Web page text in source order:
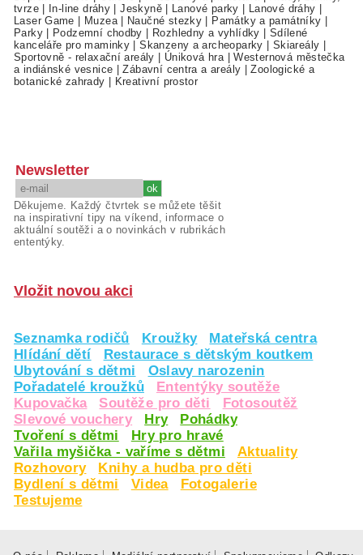
tvrze| In-line dráhy |Jeskyně| Lanové parky Lanové dráhy
Laser Game
Muzea| Naučné stezky Památky a památníky
Parky| Podzemní chodby Rozhledny a vyhlídky
Sdílené
kanceláře pro maminky |Skanzeny a archeoparky Skiareály
Sportovně - relaxační areály
Úniková hra|Westernová městečka
a indiánské vesnice |Zábavní centra a areály |Zoologické a
botanické zahrady
Kreativní prostor
Newsletter
Děkujeme. Každý čtvrtek se můžete těšit
na inspirativní tipy na víkend, informace o
aktuální soutěži a o novinkách v rubrikách
ententýky.
Vložit novou akci
Seznamka rodičů Kroužky
Mateřská centra
Hlídání dětí
Restaurace s dětským koutkem
Ubytování s dětmi
Oslavy narozenin
Pořadatelé kroužků
Ententýky soutěže
Kupovačka
Soutěže pro děti
Fotosoutěž
Slevové vouchery
Hry
Pohádky
Tvoření s dětmi
Hry pro hravé
Vařila myšička - vaříme s dětmi
Aktuality
Rozhovory
Knihy a hudba pro děti
Bydlení s dětmi
Videa
Fotogalerie
Testujeme